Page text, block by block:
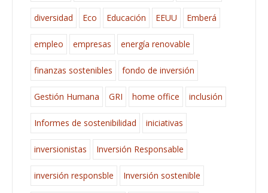
diversidad Eco Educación EEUU Emberá
empleo empresas energía renovable
finanzas sostenibles fondo de inversión
Gestión Humana GRI home office inclusión
Informes de sostenibilidad iniciativas
inversionistas Inversión Responsable
inversión responsble Inversión sostenible